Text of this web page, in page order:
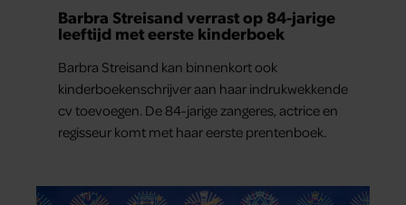
Barbra Streisand verrast op 84-jarige
leeftijd met eerste kinderboek
Barbra Streisand kan binnenkort ook
kinderboekenschrijver aan haar indrukwekkende
cv toevoegen. De 84-jarige zangeres, actrice en
regisseur komt met haar eerste prentenboek.